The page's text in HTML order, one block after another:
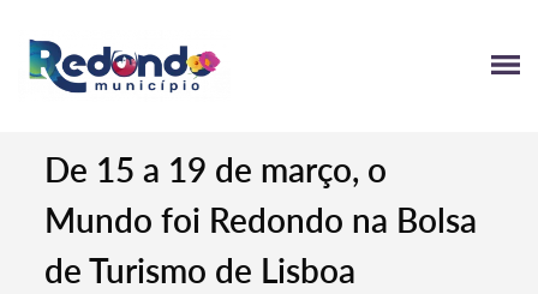
De 15 a 19 de março, o
Mundo foi Redondo na Bolsa
de Turismo de Lisboa